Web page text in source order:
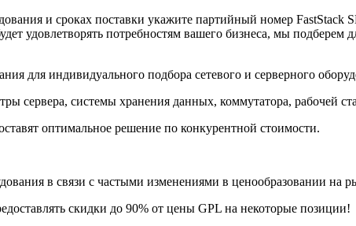
и сроках поставки укажите партийный номер FastStack
удовлетворять потребностям вашего бизнеса, мы
для индивидуального подбора сетевого и серверного
сервера, системы хранения данных, коммутатора, рабочей
оптимальное решение по конкурентной стоимости.
в связи с частыми изменениями в ценообразовании на
скидки до 90% от цены GPL на некоторые позиции!